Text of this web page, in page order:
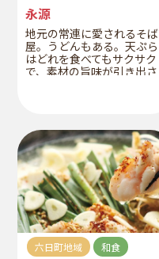
永源
地元の常連に愛されるそば
屋。うどんもある。天ぷら
はどれを食べてもサクサク
で、素材の旨味が引き出さ
六日町地域
和食